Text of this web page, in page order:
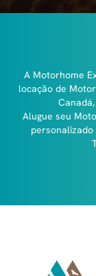
A Motorhome
locação de
Alugue seu